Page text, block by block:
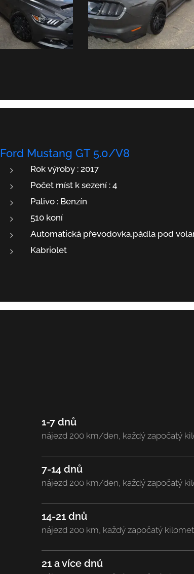
Ford Mustang GT 5.0/V8
Rok výroby : 2017
Počet míst k sezení : 4
Palivo : Benzín
510 koní
Automatická převodovka,pádla pod
Kabriolet
1-7 dnů
nájezd 200 km/den, každý započatý
7-14 dnů
nájezd 200 km/den, každý započatý
14-21 dnů
nájezd 200 km, každý započatý
21 a více dnů